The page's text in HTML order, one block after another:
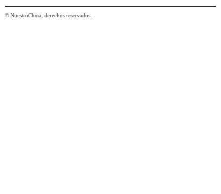
© NuestroClima, derechos reservados.